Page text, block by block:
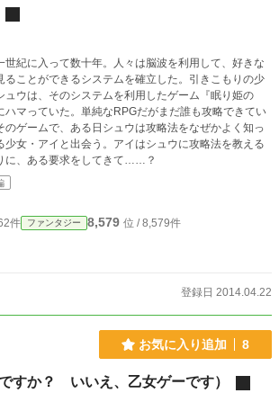
世紀に入って数十年。人々は脳波を利用して、好きな
ることができるシステムを確立した。引きこもりの少
ュウは、そのシステムを利用したゲーム『眠り姫の
ハマっていた。単純なRPGだがまだ誰も攻略できてい
のゲームで、ある日シュウは攻略法をなぜかよく知っ
少女・アイと出会う。アイはシュウに攻略法を教える
に、ある要求をしてきて……？
件 ファンタジー 8,579 位 / 8,579件
登録日 2014.04.22
お気に入り追加 8
すか？ いいえ、乙女ゲーです）